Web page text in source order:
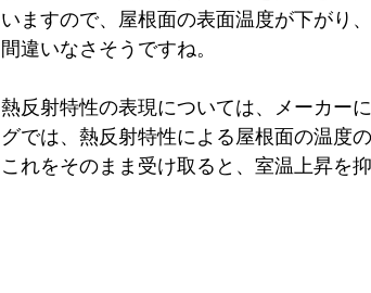
いますので、屋根面の表面温度が下がり
間違いなさそうですね。
熱反射特性の表現については、メーカー
グでは、熱反射特性による屋根面の温度
これをそのまま受け取ると、室温上昇を